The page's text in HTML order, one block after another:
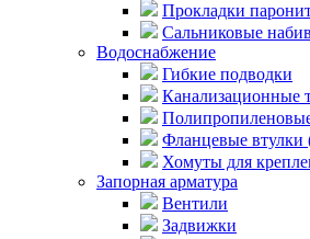
Прокладки
Сальниковые
Водоснабжение
Гибкие подводки
Канализационные
Фланцевые втулки
Хомуты для
Запорная арматура
Вентили
Задвижки